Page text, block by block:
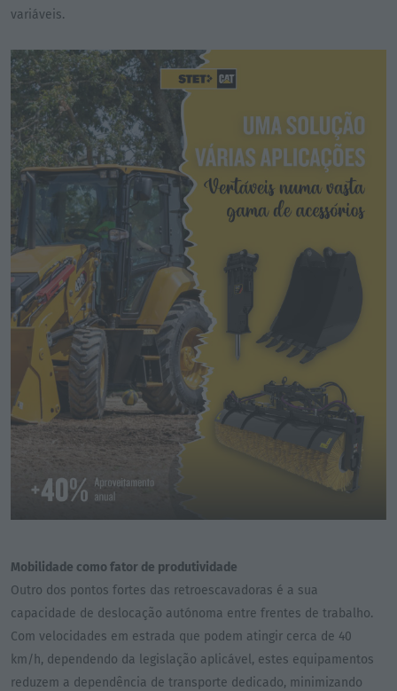
variáveis.
Mobilidade como fator de produtividade
Outro dos pontos fortes das retroescavadoras é a sua
capacidade de deslocação autónoma entre frentes de trabalho.
Com velocidades em estrada que podem atingir cerca de 40
km/h, dependendo da legislação aplicável, estes equipamentos
reduzem a dependência de transporte dedicado, minimizando